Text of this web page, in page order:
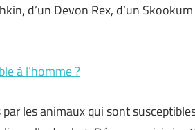
d’un Devon Rex, d’un
à l’homme ?
les animaux qui sont